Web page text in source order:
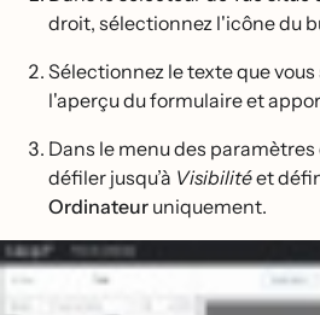
droit, sélectionnez l'icône du
Sélectionnez le texte que
l'aperçu du formulaire et
Dans le menu des
défiler jusqu’à Visibilitéet
Ordinateur uniquement.